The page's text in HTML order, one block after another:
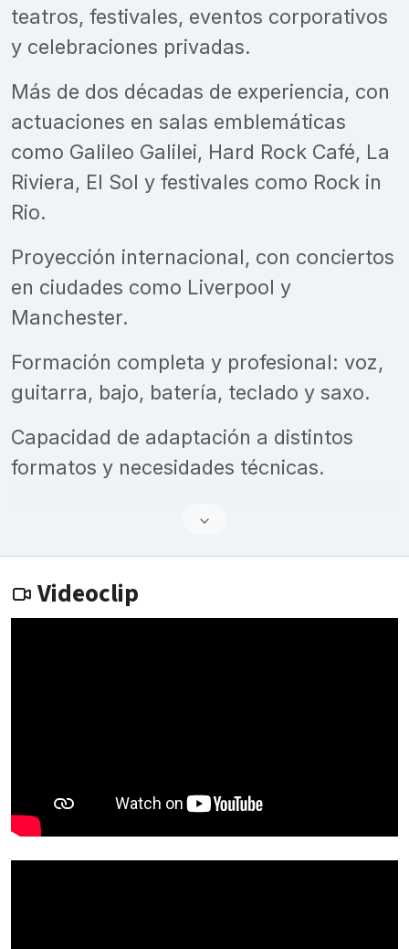
teatros, festivales, eventos corporativos
y celebraciones privadas.
Más de dos décadas de experiencia, con
actuaciones en salas emblemáticas
como Galileo Galilei, Hard Rock Café, La
Riviera, El Sol y festivales como Rock in
Rio.
Proyección internacional, con conciertos
en ciudades como Liverpool y
Manchester.
Formación completa y profesional: voz,
guitarra, bajo, batería, teclado y saxo.
Capacidad de adaptación a distintos
formatos y necesidades técnicas.
Videoclip